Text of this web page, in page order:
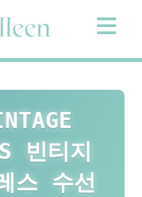
빈티지
스 수선